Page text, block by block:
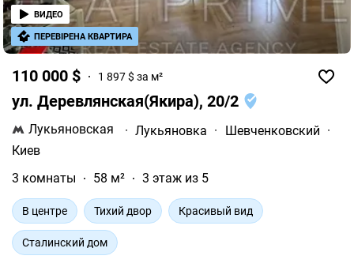
110 000 $ 1 897 $ за м²
ул. Деревлянская(Якира), 20/2
Лукьяновская · Лукьяновка · Шевченковский ·
Киев
3 комнаты
58 м² 3 этаж из 5
В центре Тихий двор Красивый вид
Сталинский дом
ВИДЕО
ПЕРЕВІРЕНА КВАРТИРА